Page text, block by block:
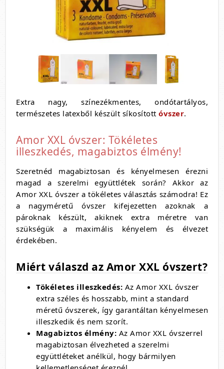
Extra nagy, színezékmentes, ondótartályos,
természetes latexből készült síkosított óvszer.
Amor XXL óvszer: Tökéletes
illeszkedés, magabiztos élmény!
Szeretnéd magabiztosan és kényelmesen érezni
magad a szerelmi együttlétek során? Akkor az
Amor XXL óvszer a tökéletes választás számodra! Ez
a nagyméretű óvszer kifejezetten azoknak a
pároknak készült, akiknek extra méretre van
szükségük a maximális kényelem és élvezet
érdekében.
Miért válaszd az Amor XXL óvszert?
Tökéletes illeszkedés: Az Amor XXL óvszer
extra széles és hosszabb, mint a standard
méretű óvszerek, így garantáltan kényelmesen
illeszkedik és nem szorít.
Magabiztos élmény: Az Amor XXL óvszerrel
magabiztosan élvezheted a szerelmi
együttléteket anélkül, hogy bármilyen